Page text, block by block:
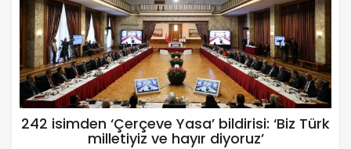
242 isimden ‘Çerçeve Yasa’ bildirisi: ‘Biz Türk
milletiyiz ve hayır diyoruz’